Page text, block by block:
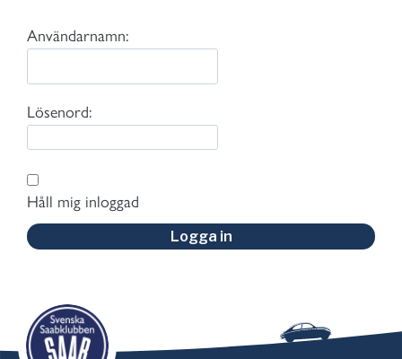
Användarnamn:
Lösenord:
Håll mig inloggad
Logga in